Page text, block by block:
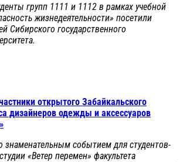
групп 1111 и 1112 в рамках учебной
жизнедеятельности» посетили
Сибирского государственного
открытого Забайкальского
дизайнеров одежды и аксессуаров
знаменательным событием для студентов-
«Ветер перемен» факультета